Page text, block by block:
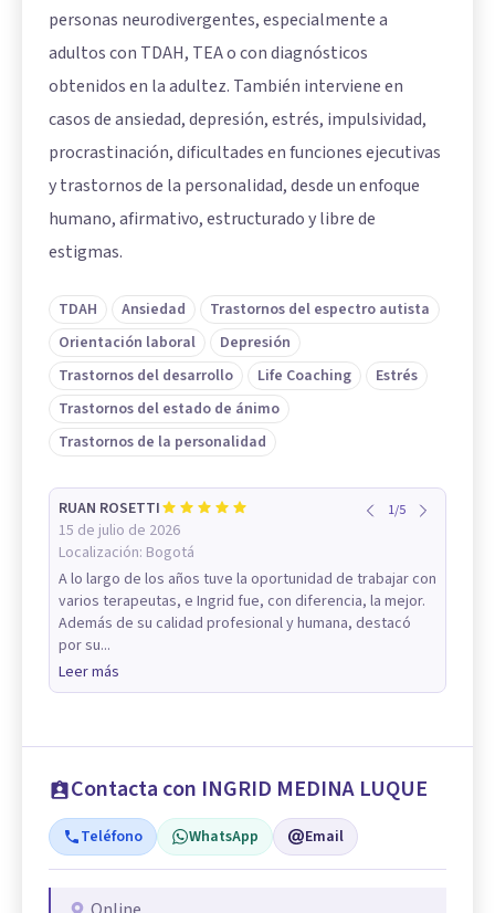
personas neurodivergentes, especialmente a
adultos con TDAH, TEA o con diagnósticos
obtenidos en la adultez. También interviene en
casos de ansiedad, depresión, estrés, impulsividad,
procrastinación, dificultades en funciones ejecutivas
y trastornos de la personalidad, desde un enfoque
humano, afirmativo, estructurado y libre de
estigmas.
TDAH Ansiedad
Trastornos del espectro autista
Orientación laboral
Depresión
Trastornos del desarrollo
Life Coaching
Estrés
Trastornos del estado de ánimo
Trastornos de la personalidad
RUAN ROSETTI
15 de julio de 2026
Localización: Bogotá
1/5
A lo largo de los años tuve la oportunidad de trabajar con
varios terapeutas, e Ingrid fue, con diferencia, la mejor.
Además de su calidad profesional y humana, destacó
por su...
Leer más
Contacta con INGRID MEDINA LUQUE
Teléfono WhatsApp Email